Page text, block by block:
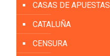
CASAS DE APUESTAS
CATALUÑA
CENSURA